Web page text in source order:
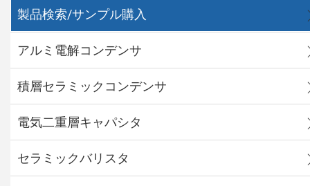
製品検索/サンプル購入
アルミ電解コンデンサ
積層セラミックコンデンサ
電気二重層キャパシタ
セラミックバリスタ